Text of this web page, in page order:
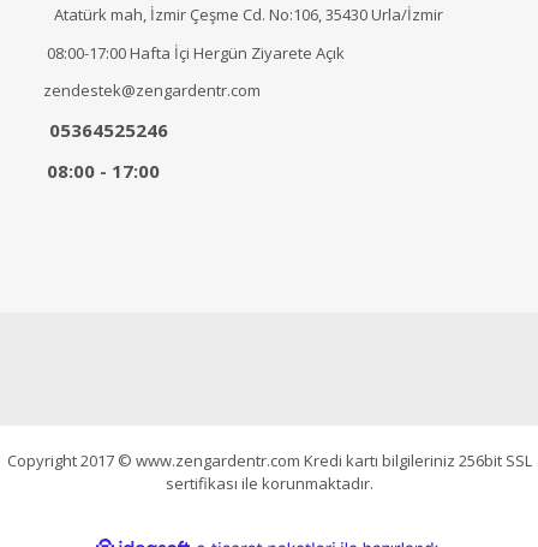
Atatürk mah, İzmir Çeşme Cd. No:106, 35430 Urla/İzmir
08:00-17:00 Hafta İçi Hergün Ziyarete Açık
zendestek@zengardentr.com
05364525246
08:00 - 17:00
Copyright 2017 © www.zengardentr.com Kredi kartı bilgileriniz 256bit SSL
sertifikası ile korunmaktadır.